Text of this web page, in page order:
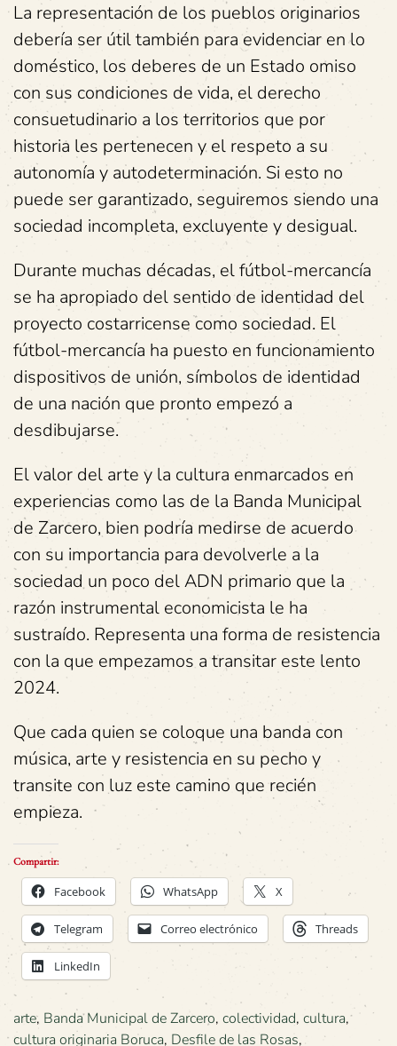
La representación de los pueblos originarios
debería ser útil también para evidenciar en lo
doméstico, los deberes de un Estado omiso
con sus condiciones de vida, el derecho
consuetudinario a los territorios que por
historia les pertenecen y el respeto a su
autonomía y autodeterminación. Si esto no
puede ser garantizado, seguiremos siendo una
sociedad incompleta, excluyente y desigual.
Durante muchas décadas, el fútbol-mercancía
se ha apropiado del sentido de identidad del
proyecto costarricense como sociedad. El
fútbol-mercancía ha puesto en funcionamiento
dispositivos de unión, símbolos de identidad
de una nación que pronto empezó a
desdibujarse.
El valor del arte y la cultura enmarcados en
experiencias como las de la Banda Municipal
de Zarcero, bien podría medirse de acuerdo
con su importancia para devolverle a la
sociedad un poco del ADN primario que la
razón instrumental economicista le ha
sustraído. Representa una forma de resistencia
con la que empezamos a transitar este lento
2024.
Que cada quien se coloque una banda con
música, arte y resistencia en su pecho y
transite con luz este camino que recién
empieza.
Compartir:
Facebook WhatsApp X
Telegram Correo electrónico Threads
LinkedIn
arte, Banda Municipal de Zarcero, colectividad, cultura,
cultura originaria Boruca, Desfile de las Rosas,